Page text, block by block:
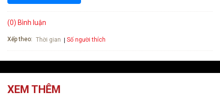
(0) Bình luận
Xếp theo: Thời gian Số người thích
XEM THÊM